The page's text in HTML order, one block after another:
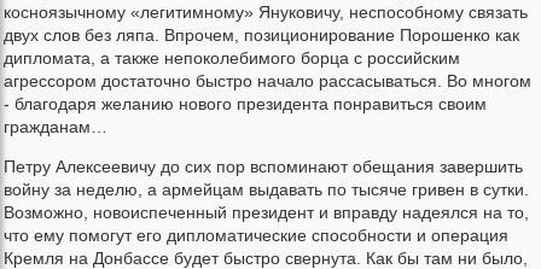
косноязычному «легитимному» Януковичу, неспособному связать
двух слов без ляпа. Впрочем, позиционирование Порошенко как
дипломата, а также непоколебимого борца с российским
агрессором достаточно быстро начало рассасываться. Во многом
- благодаря желанию нового президента понравиться своим
гражданам…
Петру Алексеевичу до сих пор вспоминают обещания завершить
войну за неделю, а армейцам выдавать по тысяче гривен в сутки.
Возможно, новоиспеченный президент и вправду надеялся на то,
что ему помогут его дипломатические способности и операция
Кремля на Донбассе будет быстро свернута. Как бы там ни было,